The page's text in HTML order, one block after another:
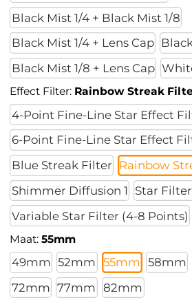
Black Mist 1/4 + Black Mist 1/8
Black Mist 1/4 + Lens Cap
Black Mist 1/8 + Lens Cap
Effect Filter: Rainbow Streak
4-Point Fine-Line Star Effect
6-Point Fine-Line Star Effect
Blue Streak Filter Rainbow
Shimmer Diffusion 1 Star
Variable Star Filter (4-8 Points)
Maat:55mm
49mm 52mm 55mm 58mm
72mm 77mm 82mm